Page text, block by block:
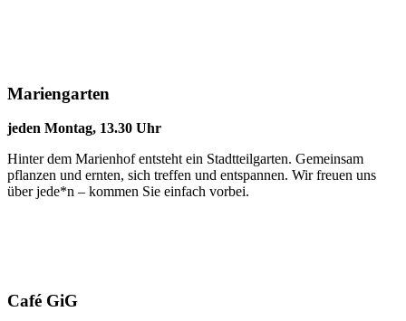
Mariengarten
jeden Montag, 13.30 Uhr
Hinter dem Marienhof entsteht ein Stadtteilgarten. Gemeinsam
pflanzen und ernten, sich treffen und entspannen. Wir freuen uns
über jede*n – kommen Sie einfach vorbei.
Café GiG